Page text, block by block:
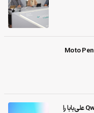
موتورولا از تبلت موتو پد 70 با نمایشگر 2.5K و قلم Moto Pen
اپل در چین امکان اتصال مک به هوش مصنوعی Qwen علی‌بابا را